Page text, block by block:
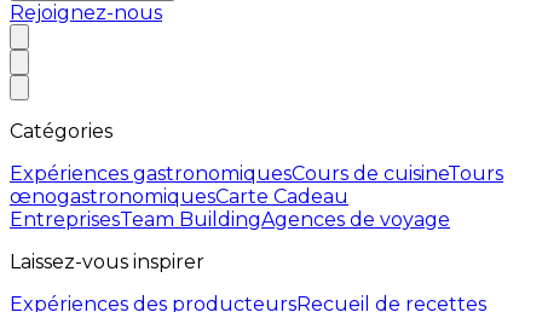
Rejoignez-nous
Catégories
Expériences gastronomiquesCours de cuisineTours
œnogastronomiquesCarte Cadeau
EntreprisesTeam BuildingAgences de voyage
Laissez-vous inspirer
Expériences des producteursRecueil de recettes